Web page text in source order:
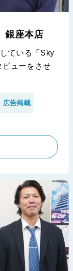
座本店
ている「Sky
ューをさせ
状況や山本取
入事例です。
広告掲載